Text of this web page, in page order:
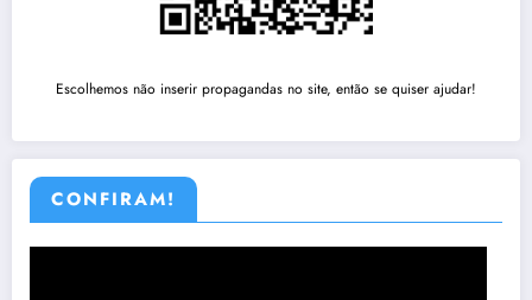
Escolhemos não inserir propagandas no site, então se quiser ajudar!
CONFIRAM!